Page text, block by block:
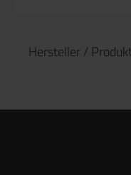
Hersteller /